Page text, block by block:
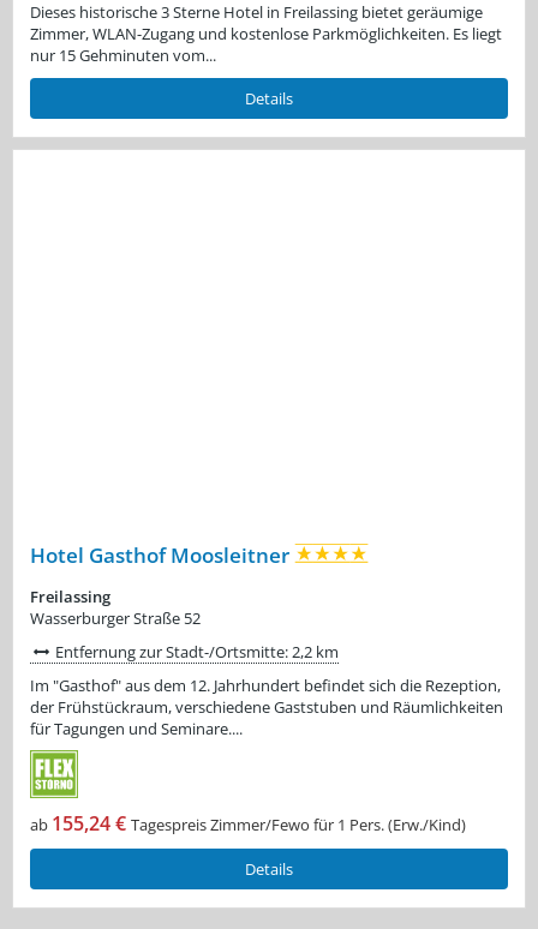
Dieses historische 3 Sterne Hotel in Freilassing bietet geräumige
Zimmer, WLAN-Zugang und kostenlose Parkmöglichkeiten. Es liegt
nur 15 Gehminuten vom...
Details
Hotel Gasthof Moosleitner
Freilassing
Wasserburger Straße 52
Entfernung zur Stadt-/Ortsmitte: 2,2 km
Im "Gasthof" aus dem 12. Jahrhundert befindet sich die Rezeption,
der Frühstückraum, verschiedene Gaststuben und Räumlichkeiten
für Tagungen und Seminare....
ab 155,24 € Tagespreis Zimmer/Fewo für 1 Pers. (Erw./Kind)
Details